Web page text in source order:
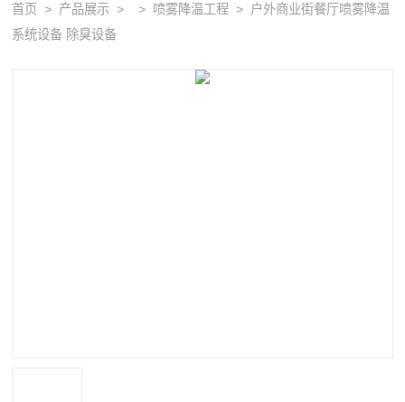
首页 > 产品展示 > > 喷雾降温工程 > 户外商业街餐厅喷雾降温
系统设备 除臭设备